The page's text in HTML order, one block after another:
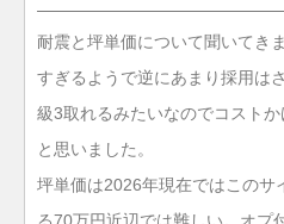
耐震と坪単価について聞いてき
すぎるようで逆にあまり採用は
級3取れるみたいなのでコスト
と思いました。
坪単価は2026年現在ではこのサ